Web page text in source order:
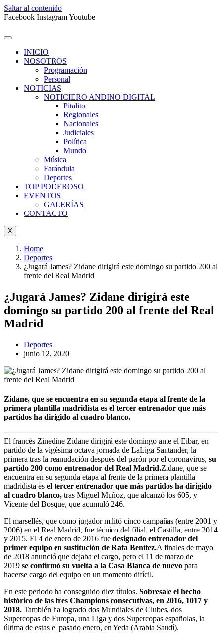
Saltar al contenido
Facebook InstagramYoutube
INICIO
NOSOTROS
Programación
Personal
NOTICIAS
NOTICIERO ANDINO DIGITAL
Pitalito
Regionales
Nacionales
Judiciales
Política
Mundo
Música
Farándula
Deportes
TOP PODEROSO
EVENTOS
GALERÍAS
CONTACTO
X
Home
Deportes
¿Jugará James? Zidane dirigirá este domingo su partido 200 al
frente del Real Madrid
¿Jugará James? Zidane dirigirá este
domingo su partido 200 al frente del Real
Madrid
Deportes
junio 12, 2020
Zidane, que se encuentra en su segunda etapa al frente de la
primera plantilla madridista es el tercer entrenador que más
partidos ha dirigido al cuadro blanco.
El francés Zinedine Zidane dirigirá este domingo ante el Eibar, en
partido de la vigésima octava jornada de LaLiga Santander, la
primera tras la reanudación después del parón por el coronavirus, su
partido 200 como entrenador del Real Madrid.Zidane, que se
encuentra en su segunda etapa al frente de la primera plantilla
madridista es el tercer entrenador que más partidos ha dirigido
al cuadro blanco, tras Miguel Muñoz, que alcanzó los 605, y
Vicente del Bosque, que acumuló 246.
El marsellés, que como jugador militó cinco campañas (entre 2001 y
2006) en el Real Madrid, fue técnico del filial, el Castilla, entre 2014
y 2015. El 4 de enero de 2016 fue designado entrenador del
primer equipo en sustitución de Rafa Benítez.A finales de mayo
de 2018 anunció que dejaba el cargo, pero el 11 de marzo de
2019 se confirmó su vuelta a la Casa Blanca de nuevo para
hacerse cargo del equipo en un momento difícil.
En este periodo ha conseguido diez títulos. Sobresale el hecho
histórico de las tres Champions consecutivas, en 2016, 1017 y
2018. También ha logrado dos Mundiales de Clubes, dos
Supercopas de Europa, una Liga y dos Supercopas españolas, la
última de estas el pasado enero, en Yeda (Arabia Saudí).